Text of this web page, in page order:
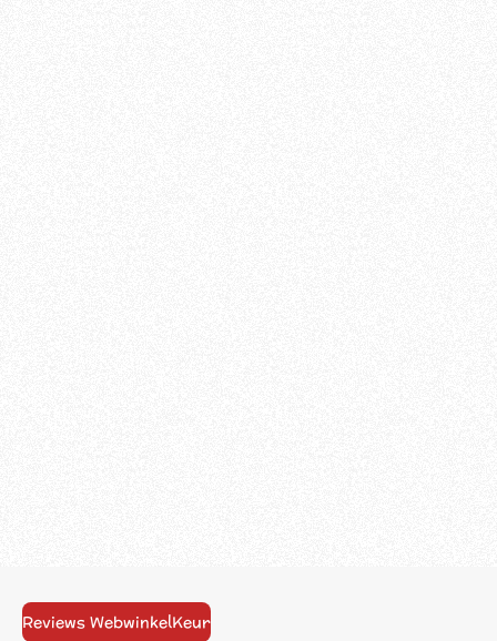
Reviews WebwinkelKeur